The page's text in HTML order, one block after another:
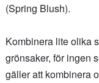
(Spring Blush).
Kombinera lite olika
grönsaker, för ingen
gäller att kombinera